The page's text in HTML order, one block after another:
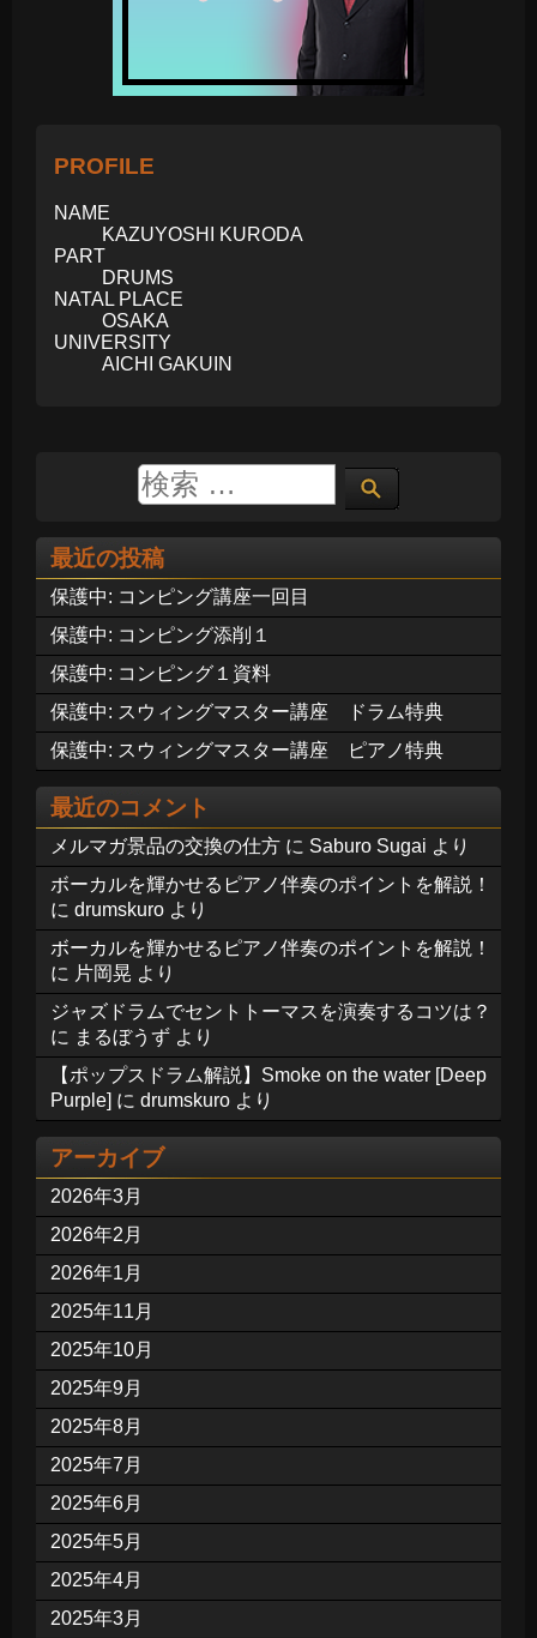
PROFILE
NAME
KAZUYOSHI KURODA
PART
DRUMS
NATAL PLACE
OSAKA
UNIVERSITY
AICHI GAKUIN
最近の投稿
保護中: コンピング講座一回目
保護中: コンピング添削１
保護中: コンピング１資料
保護中: スウィングマスター講座 ドラム特典
保護中: スウィングマスター講座 ピアノ特典
最近のコメント
メルマガ景品の交換の仕方 に Saburo Sugai より
ボーカルを輝かせるピアノ伴奏のポイントを解説！
に drumskuro より
ボーカルを輝かせるピアノ伴奏のポイントを解説！
に 片岡晃 より
ジャズドラムでセントトーマスを演奏するコツは？
に まるぼうず より
【ポップスドラム解説】Smoke on the water [Deep
Purple] に drumskuro より
アーカイブ
2026年3月
2026年2月
2026年1月
2025年11月
2025年10月
2025年9月
2025年8月
2025年7月
2025年6月
2025年5月
2025年4月
2025年3月